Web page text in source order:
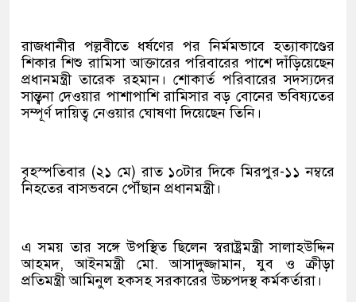
রাজধানীর পল্লবীতে ধর্ষণের পর নির্মমভাবে হত্যাকাণ্ডের
শিকার শিশু রামিসা আক্তারের পরিবারের পাশে দাঁড়িয়েছেন
প্রধানমন্ত্রী তারেক রহমান। শোকার্ত পরিবারের সদস্যদের
সান্ত্বনা দেওয়ার পাশাপাশি রামিসার বড় বোনের ভবিষ্যতের
সম্পূর্ণ দায়িত্ব নেওয়ার ঘোষণা দিয়েছেন তিনি।
বৃহস্পতিবার (২১ মে) রাত ১০টার দিকে মিরপুর-১১ নম্বরে
নিহতের বাসভবনে পৌঁছান প্রধানমন্ত্রী।
এ সময় তার সঙ্গে উপস্থিত ছিলেন স্বরাষ্ট্রমন্ত্রী সালাহউদ্দিন
আহমদ, আইনমন্ত্রী মো. আসাদুজ্জামান, যুব ও ক্রীড়া
প্রতিমন্ত্রী আমিনুল হকসহ সরকারের উচ্চপদস্থ কর্মকর্তারা।